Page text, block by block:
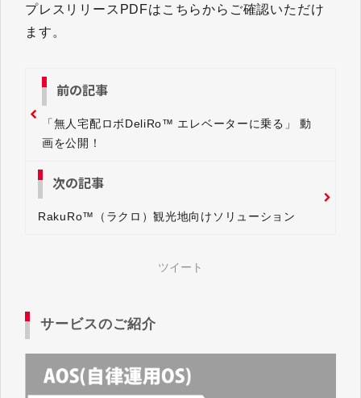
プレスリリースPDFはこちらからご確認いただけ
ます。
前の記事
「無人宅配ロボDeliRo™ エレベーターに乗る」 動
画を公開！
次の記事
RakuRo™（ラクロ）観光地向けソリューション
ツイート
サービスのご紹介